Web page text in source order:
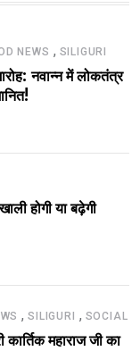
NEWS , SILIGURI
नवान्न में लोकतंत्र
होगी या बढ़ेगी
,SILIGURI , SOCIAL
महाराज जी का